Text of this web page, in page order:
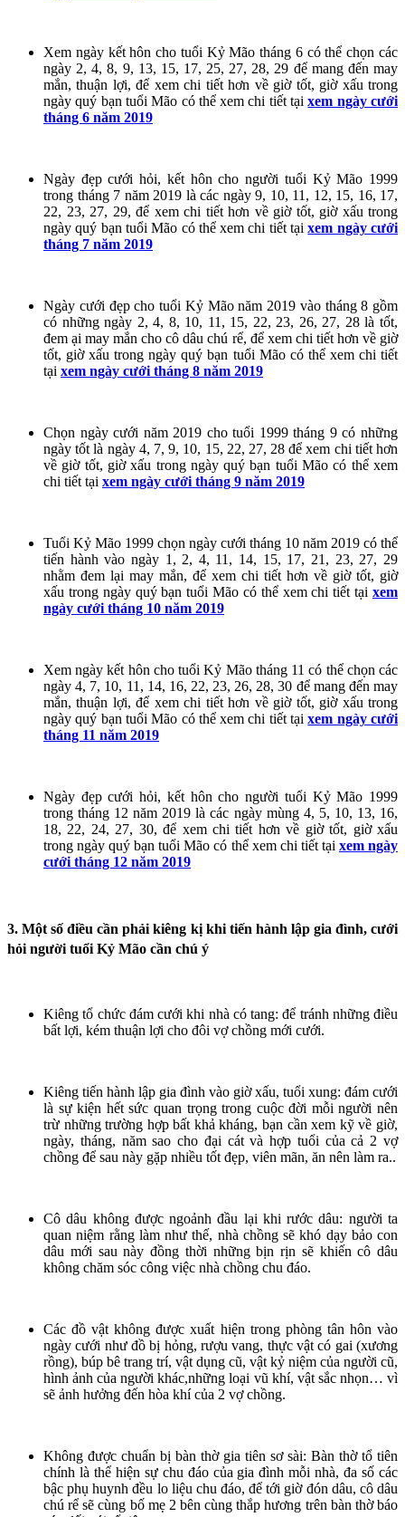
Xem ngày kết hôn cho tuổi Kỷ Mão tháng 6 có thể chọn các
ngày 2, 4, 8, 9, 13, 15, 17, 25, 27, 28, 29 để mang đến may
mắn, thuận lợi, để xem chi tiết hơn về giờ tốt, giờ xấu trong
ngày quý bạn tuổi Mão có thể xem chi tiết tạixem ngày cưới
tháng 6 năm 2019
Ngày đẹp cưới hỏi, kết hôn cho người tuổi Kỷ Mão 1999
trong tháng 7 năm 2019 là các ngày 9, 10, 11, 12, 15, 16, 17,
22, 23, 27, 29, để xem chi tiết hơn về giờ tốt, giờ xấu trong
ngày quý bạn tuổi Mão có thể xem chi tiết tạixem ngày cưới
tháng 7 năm 2019
Ngày cưới đẹp cho tuổi Kỷ Mão năm 2019 vào tháng 8 gồm
có những ngày 2, 4, 8, 10, 11, 15, 22, 23, 26, 27, 28 là tốt,
đem ại may mắn cho cô dâu chú rể, để xem chi tiết hơn về giờ
tốt, giờ xấu trong ngày quý bạn tuổi Mão có thể xem chi tiết
tại xem ngày cưới tháng 8 năm 2019
Chọn ngày cưới năm 2019 cho tuổi 1999 tháng 9 có những
ngày tốt là ngày 4, 7, 9, 10, 15, 22, 27, 28 để xem chi tiết hơn
về giờ tốt, giờ xấu trong ngày quý bạn tuổi Mão có thể xem
chi tiết tại xem ngày cưới tháng 9 năm 2019
Tuổi Kỷ Mão 1999 chọn ngày cưới tháng 10 năm 2019 có thể
tiến hành vào ngày 1, 2, 4, 11, 14, 15, 17, 21, 23, 27, 29
nhằm đem lại may mắn, để xem chi tiết hơn về giờ tốt, giờ
xấu trong ngày quý bạn tuổi Mão có thể xem chi tiết tại xem
ngày cưới tháng 10 năm 2019
Xem ngày kết hôn cho tuổi Kỷ Mão tháng 11 có thể chọn các
ngày 4, 7, 10, 11, 14, 16, 22, 23, 26, 28, 30 để mang đến may
mắn, thuận lợi, để xem chi tiết hơn về giờ tốt, giờ xấu trong
ngày quý bạn tuổi Mão có thể xem chi tiết tạixem ngày cưới
tháng 11 năm 2019
Ngày đẹp cưới hỏi, kết hôn cho người tuổi Kỷ Mão 1999
trong tháng 12 năm 2019 là các ngày mùng 4, 5, 10, 13, 16,
18, 22, 24, 27, 30, để xem chi tiết hơn về giờ tốt, giờ xấu
trong ngày quý bạn tuổi Mão có thể xem chi tiết tại xem ngày
cưới tháng 12 năm 2019
3. Một số điều cần phải kiêng kị khi tiến hành lập gia đình, cưới
hỏi người tuổi Kỷ Mão cần chú ý
Kiêng tổ chức đám cưới khi nhà có tang: để tránh những điều
bất lợi, kém thuận lợi cho đôi vợ chồng mới cưới.
Kiêng tiến hành lập gia đình vào giờ xấu, tuổi xung: đám cưới
là sự kiện hết sức quan trọng trong cuộc đời mỗi người nên
trừ những trường hợp bất khả kháng, bạn cần xem kỹ về giờ,
ngày, tháng, năm sao cho đại cát và hợp tuổi của cả 2 vợ
chồng để sau này gặp nhiều tốt đẹp, viên mãn, ăn nên làm ra..
Cô dâu không được ngoảnh đầu lại khi rước dâu: người ta
quan niệm rằng làm như thế, nhà chồng sẽ khó dạy bảo con
dâu mới sau này đồng thời những bịn rịn sẽ khiến cô dâu
không chăm sóc công việc nhà chồng chu đáo.
Các đồ vật không được xuất hiện trong phòng tân hôn vào
ngày cưới như đồ bị hỏng, rượu vang, thực vật có gai (xương
rồng), búp bê trang trí, vật dụng cũ, vật kỷ niệm của người cũ,
hình ảnh của người khác,những loại vũ khí, vật sắc nhọn… vì
sẽ ảnh hưởng đến hòa khí của 2 vợ chồng.
Không được chuẩn bị bàn thờ gia tiên sơ sài: Bàn thờ tổ tiên
chính là thể hiện sự chu đáo của gia đình mỗi nhà, đa số các
bậc phụ huynh đều lo liệu chu đáo, để tới giờ đón dâu, cô dâu
chú rể sẽ cùng bố mẹ 2 bên cùng thắp hương trên bàn thờ báo